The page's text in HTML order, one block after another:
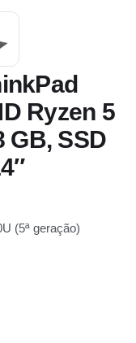
Ryzen 5
GB, SSD
(5ª geração)